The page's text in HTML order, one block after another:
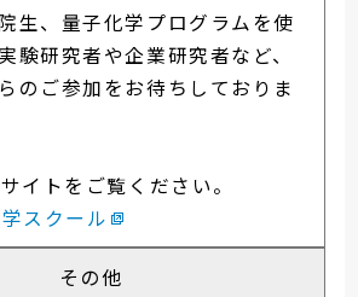
生、量子化学プログラムを使
験研究者や企業研究者など、
のご参加をお待ちしておりま
イトをご覧ください。
スクール
その他